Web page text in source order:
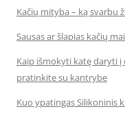
Kačių mityba – ką svarbu
Sausas ar šlapias kačių
Kaip išmokyti katę daryti
pratinkite su kantrybe
Kuo ypatingas Silikoninis